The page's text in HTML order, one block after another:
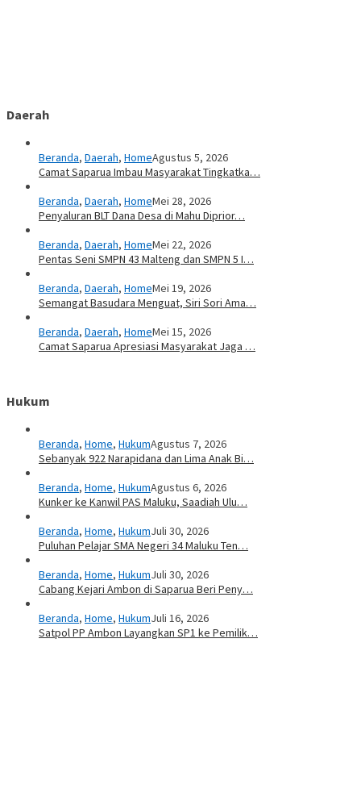
Daerah
Beranda, Daerah, HomeAgustus 5, 2026
Camat Saparua Imbau Masyarakat Tingkatka…
Beranda, Daerah, HomeMei 28, 2026
Penyaluran BLT Dana Desa di Mahu Diprior…
Beranda, Daerah, HomeMei 22, 2026
Pentas Seni SMPN 43 Malteng dan SMPN 5 I…
Beranda, Daerah, HomeMei 19, 2026
Semangat Basudara Menguat, Siri Sori Ama…
Beranda, Daerah, HomeMei 15, 2026
Camat Saparua Apresiasi Masyarakat Jaga …
Hukum
Beranda, Home, HukumAgustus 7, 2026
Sebanyak 922 Narapidana dan Lima Anak Bi…
Beranda, Home, HukumAgustus 6, 2026
Kunker ke Kanwil PAS Maluku, Saadiah Ulu…
Beranda, Home, HukumJuli 30, 2026
Puluhan Pelajar SMA Negeri 34 Maluku Ten…
Beranda, Home, HukumJuli 30, 2026
Cabang Kejari Ambon di Saparua Beri Peny…
Beranda, Home, HukumJuli 16, 2026
Satpol PP Ambon Layangkan SP1 ke Pemilik…